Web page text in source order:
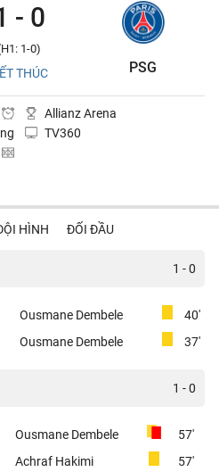
- 0
1-0)
THÚC PSG
Allianz Arena
TV360
HÌNH ĐỐI ĐẦU
1 - 0
Ousmane Dembele
40'
Ousmane Dembele
37'
1 - 0
Ousmane Dembele
57'
Achraf Hakimi 57'